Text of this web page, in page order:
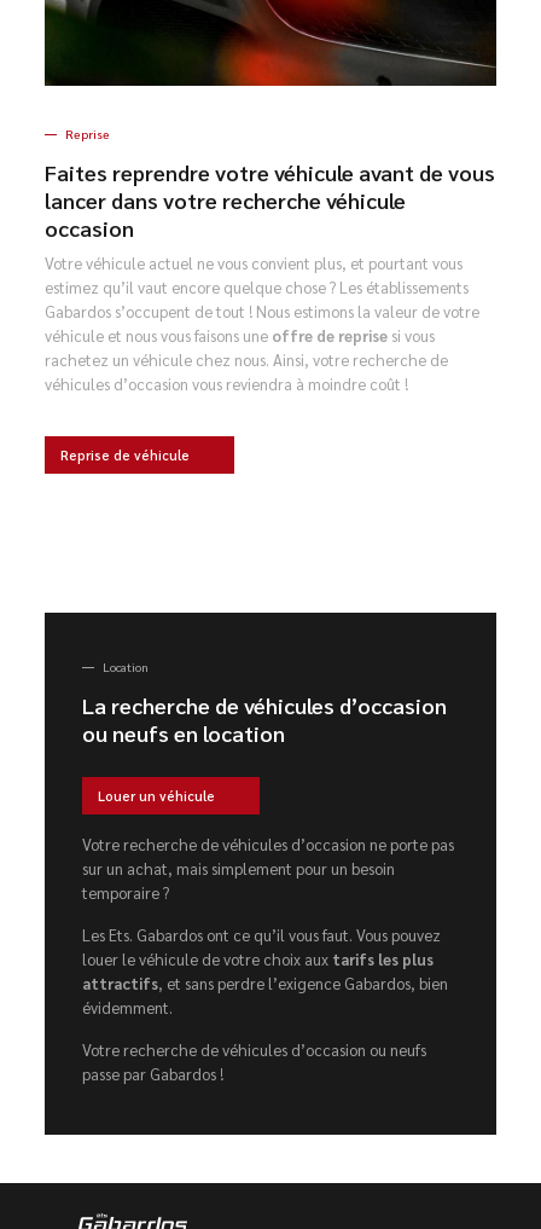
Reprise
Faites reprendre votre véhicule avant de vous
lancer dans votre recherche véhicule
occasion
Votre véhicule actuel ne vous convient plus, et pourtant vous
estimez qu’il vaut encore quelque chose ? Les établissements
Gabardos s’occupent de tout ! Nous estimons la valeur de votre
véhicule et nous vous faisons une offre de reprise si vous
rachetez un véhicule chez nous. Ainsi, votre recherche de
véhicules d’occasion vous reviendra à moindre coût !
Reprise de véhicule
Location
La recherche de véhicules d’occasion
ou neufs en location
Louer un véhicule
Votre recherche de véhicules d’occasion ne porte pas
sur un achat, mais simplement pour un besoin
temporaire ?
Les Ets. Gabardos ont ce qu’il vous faut. Vous pouvez
louer le véhicule de votre choix aux tarifs les plus
attractifs, et sans perdre l’exigence Gabardos, bien
évidemment.
Votre recherche de véhicules d’occasion ou neufs
passe par Gabardos !